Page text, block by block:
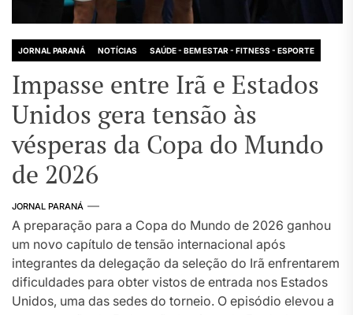
JORNAL PARANÁ NOTÍCIAS SAÚDE - BEM ESTAR - FITNESS - ESPORTE
Impasse entre Irã e Estados
Unidos gera tensão às
vésperas da Copa do Mundo
de 2026
JORNAL PARANÁ
A preparação para a Copa do Mundo de 2026 ganhou
um novo capítulo de tensão internacional após
integrantes da delegação da seleção do Irã enfrentarem
dificuldades para obter vistos de entrada nos Estados
Unidos, uma das sedes do torneio. O episódio elevou a